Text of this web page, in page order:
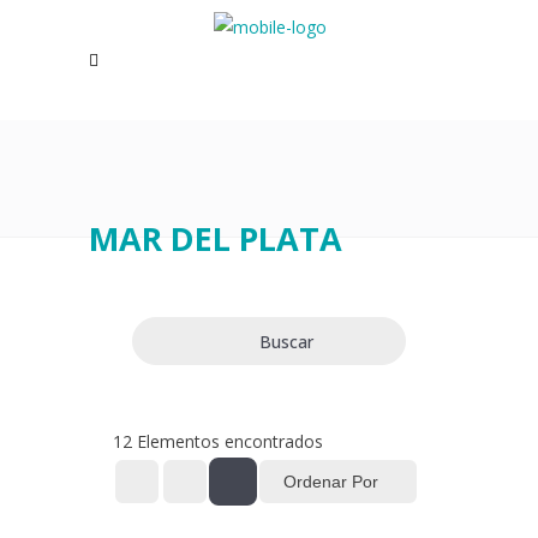
MAR DEL PLATA
Buscar
12 Elementos encontrados
Ordenar Por